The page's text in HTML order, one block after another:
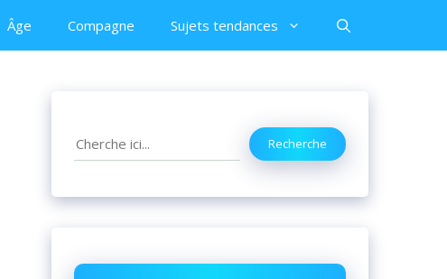
Âge Compagne Sujets tendances
Search Recherche